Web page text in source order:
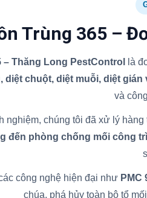
Trùng 365 –
– Thăng Long PestControl là
diệt chuột, diệt muỗi, diệt
và
nghiệm, chúng tôi đã xử lý
đến phòng chống mối công
công nghệ hiện đại như PMC
chúa, phá hủy toàn bộ tổ